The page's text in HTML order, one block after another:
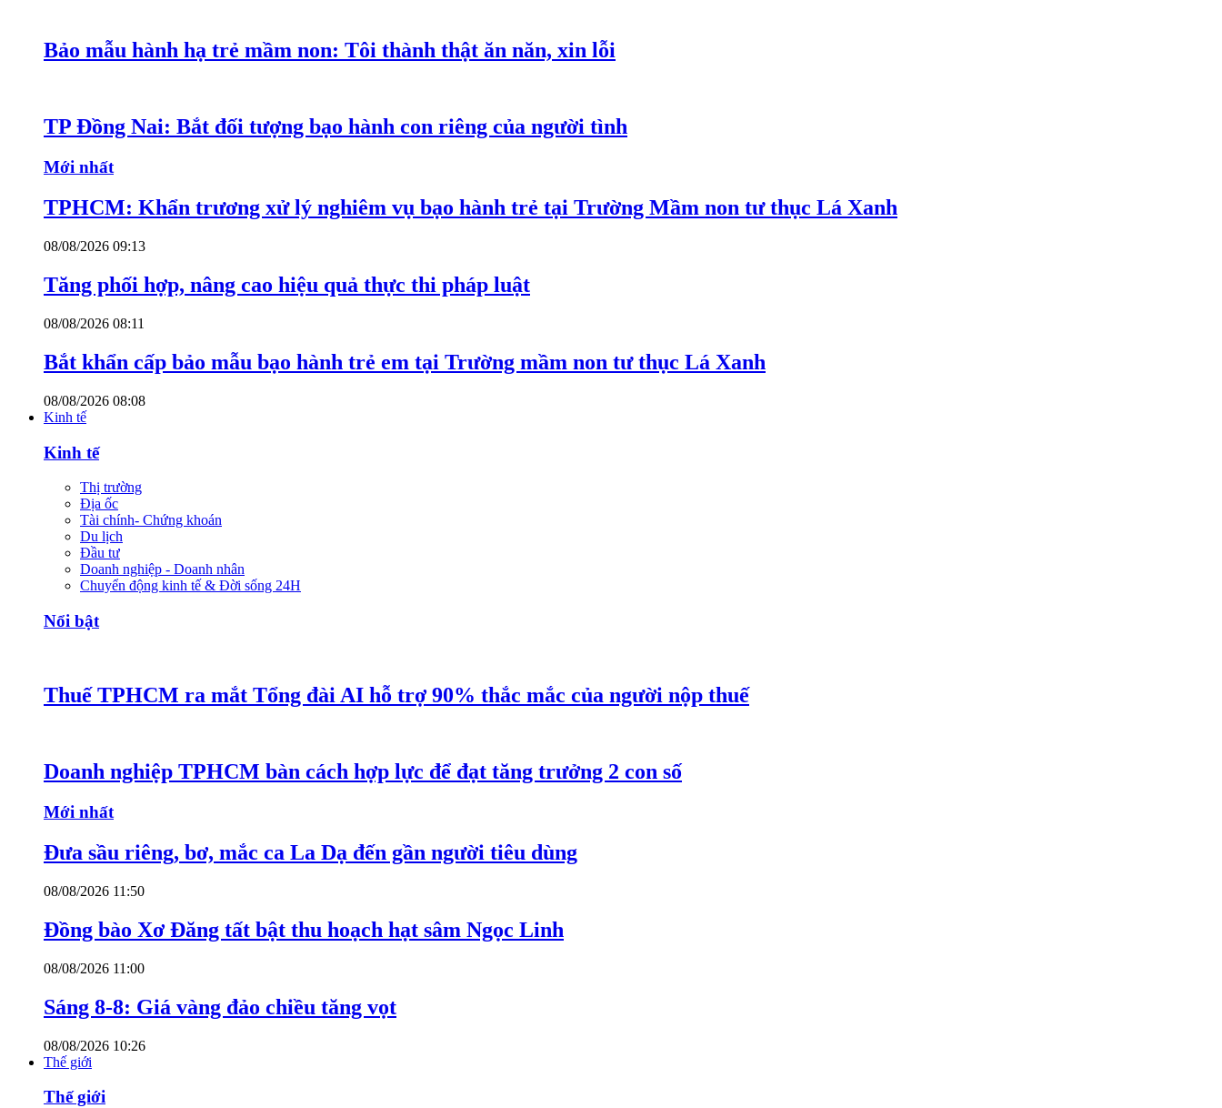
Bảo mẫu hành hạ trẻ mầm non: Tôi thành thật ăn năn, xin lỗi
TP Đồng Nai: Bắt đối tượng bạo hành con riêng của người tình
Mới nhất
TPHCM: Khẩn trương xử lý nghiêm vụ bạo hành trẻ tại Trường Mầm non tư thục Lá Xanh
08/08/2026 09:13
Tăng phối hợp, nâng cao hiệu quả thực thi pháp luật
08/08/2026 08:11
Bắt khẩn cấp bảo mẫu bạo hành trẻ em tại Trường mầm non tư thục Lá Xanh
08/08/2026 08:08
Kinh tế
Kinh tế
Thị trường
Địa ốc
Tài chính- Chứng khoán
Du lịch
Đầu tư
Doanh nghiệp - Doanh nhân
Chuyển động kinh tế & Đời sống 24H
Nổi bật
Thuế TPHCM ra mắt Tổng đài AI hỗ trợ 90% thắc mắc của người nộp thuế
Doanh nghiệp TPHCM bàn cách hợp lực để đạt tăng trưởng 2 con số
Mới nhất
Đưa sầu riêng, bơ, mắc ca La Dạ đến gần người tiêu dùng
08/08/2026 11:50
Đồng bào Xơ Đăng tất bật thu hoạch hạt sâm Ngọc Linh
08/08/2026 11:00
Sáng 8-8: Giá vàng đảo chiều tăng vọt
08/08/2026 10:26
Thế giới
Thế giới